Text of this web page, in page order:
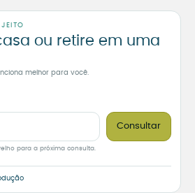
ou retire em uma
melhor para você.
Consultar
para a próxima consulta.